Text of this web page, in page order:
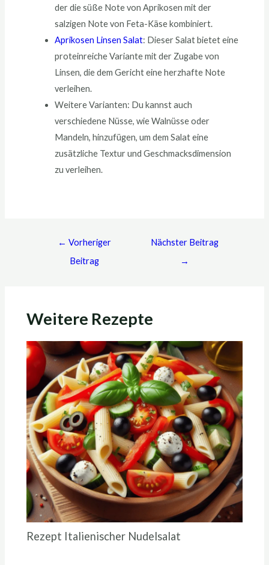
der die süße Note von Aprikosen mit der
salzigen Note von Feta-Käse kombiniert.
Aprikosen Linsen Salat: Dieser Salat bietet eine
proteinreiche Variante mit der Zugabe von
Linsen, die dem Gericht eine herzhafte Note
verleihen.
Weitere Varianten: Du kannst auch
verschiedene Nüsse, wie Walnüsse oder
Mandeln, hinzufügen, um dem Salat eine
zusätzliche Textur und Geschmacksdimension
zu verleihen.
← Vorheriger
Beitrag
Nächster Beitrag
→
Weitere Rezepte
Rezept Italienischer Nudelsalat